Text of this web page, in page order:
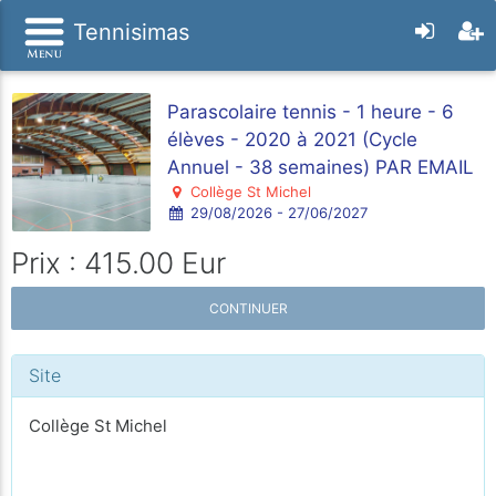
Tennisimas
Parascolaire tennis - 1 heure - 6
élèves - 2020 à 2021 (Cycle
Annuel - 38 semaines) PAR EMAIL
Collège St Michel
29/08/2026 - 27/06/2027
Prix : 415.00 Eur
CONTINUER
Site
Collège St Michel